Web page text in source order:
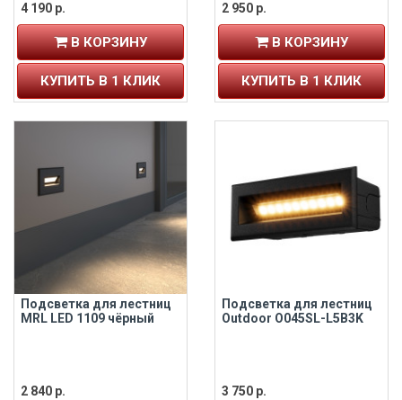
4 190 р.
В КОРЗИНУ
КУПИТЬ В 1 КЛИК
2 950 р.
В КОРЗИНУ
КУПИТЬ В 1 КЛИК
Подсветка для лестниц
MRL LED 1109 чёрный
2 840 р.
Подсветка для лестниц
Outdoor O045SL-L5B3K
3 750 р.